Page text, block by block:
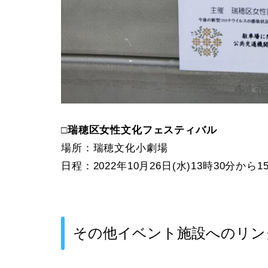
□瑞穂区女性文化フェスティバル
場所：瑞穂文化小劇場
日程：2022年10月26日(水)13時30分から
その他イベント施設へのリ